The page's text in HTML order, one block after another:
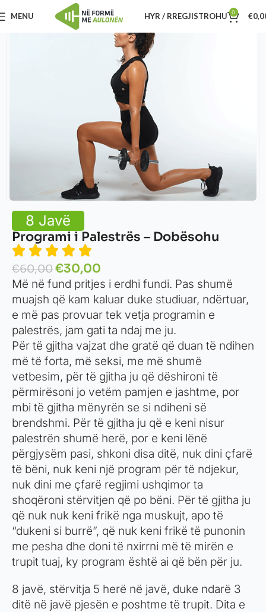
MENU HYR / RREGJISTROHU 0 €
8 Javë
Programi i Palestrës – Dobësohu
€60,00€30,00
Më në fund pritjes i erdhi fundi. Pas shumë
muajsh që kam kaluar duke studiuar, ndërtuar,
e më pas provuar tek vetja programin e
palestrës, jam gati ta ndaj me ju.
Për të gjitha vajzat dhe gratë që duan të ndihen
më të forta, më seksi, me më shumë
vetbesim, për të gjitha ju që dëshironi të
përmirësoni jo vetëm pamjen e jashtme, por
mbi të gjitha mënyrën se si ndiheni së
brendshmi. Për të gjitha ju që e keni nisur
palestrën shumë herë, por e keni lënë
përgjysëm pasi, shkoni disa ditë, nuk dini çfarë
të bëni, nuk keni një program për të ndjekur,
nuk dini me çfarë regjimi ushqimor ta
shoqëroni stërvitjen që po bëni. Për të gjitha ju
që nuk nuk keni frikë nga muskujt, apo të
“dukeni si burrë”, që nuk keni frikë të punonin
me pesha dhe doni të nxirrni më të mirën e
trupit tuaj, ky program është ai që bën për ju.
8 javë, stërvitja 5 herë në javë, duke ndarë 3
ditë në javë pjesën e poshtme të trupit. Dita e